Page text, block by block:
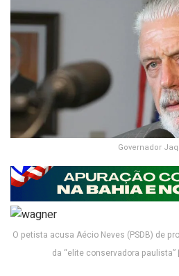
Governador
O petista acusa Aécio Neves (PSDB) de
da “elite conservadora paulista”